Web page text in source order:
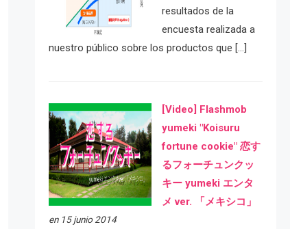
resultados de la
encuesta realizada a
nuestro público sobre los productos que […]
[Video] Flashmob
yumeki "Koisuru
fortune cookie" 恋す
るフォーチュンクッ
キー yumeki エンタ
メ ver. 「メキシコ」
en 15 junio 2014